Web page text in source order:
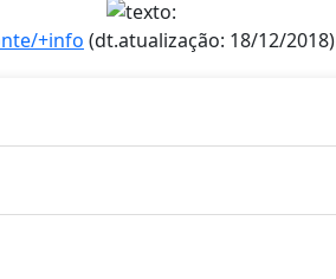
+info (dt.atualização: 18/12/2018)